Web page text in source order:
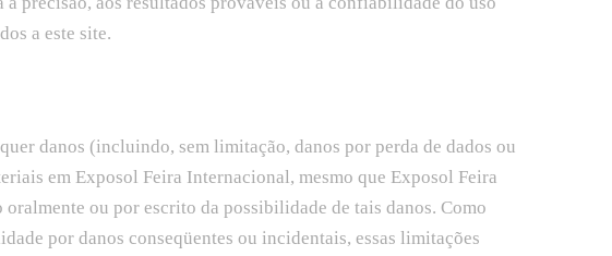
a este site.
danos (incluindo, sem limitação, danos por perda de dados ou
em Exposol Feira Internacional, mesmo que Exposol Feira
ou por escrito da possibilidade de tais danos. Como
por danos conseqüentes ou incidentais, essas limitações